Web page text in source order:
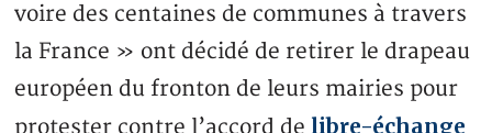
voire des centaines de communes à travers
la France » ont décidé de retirer le drapeau
européen du fronton de leurs mairies pour
libre-échange